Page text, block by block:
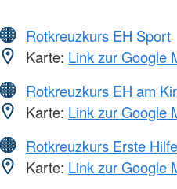
Rotkreuzkurs EH Sport
Karte: Link zur Google
Rotkreuzkurs EH am
Karte: Link zur Google
Rotkreuzkurs Erste Hilfe
Karte: Link zur Google